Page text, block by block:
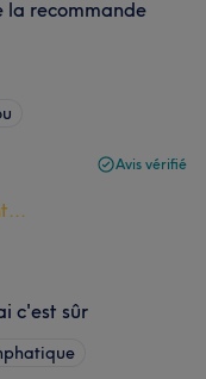
la recommande
Avis vérifié
c'est sûr